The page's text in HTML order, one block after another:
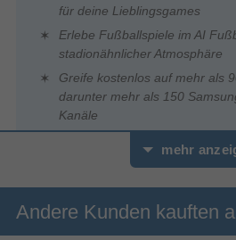
für deine Lieblingsgames
Erlebe Fußballspiele im AI
stadionähnlicher Atmosphäre
Greife kostenlos auf mehr als
darunter mehr als 150
Kanäle
mehr
Andere Kunden kauften